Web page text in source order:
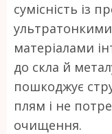
сумісність із
матеріалами
до скла й
пошкоджує
плям і не
очищення.